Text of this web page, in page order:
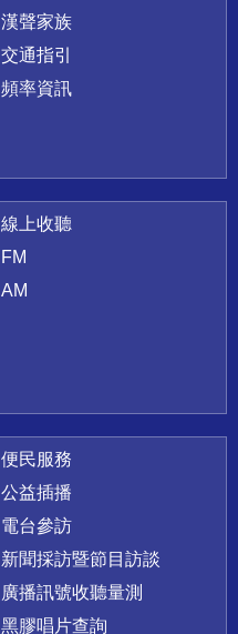
漢聲家族
交通指引
頻率資訊
線上收聽
FM
AM
便民服務
公益插播
電台參訪
新聞採訪暨節目訪談
廣播訊號收聽量測
黑膠唱片查詢